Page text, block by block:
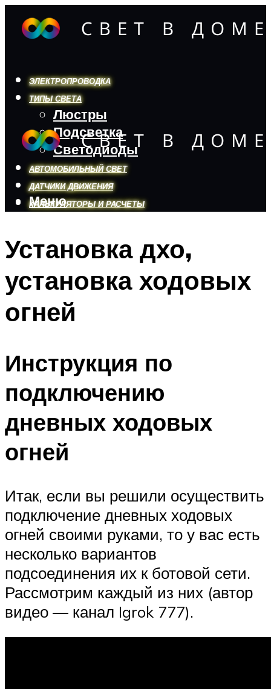
ЭЛЕКТРОПРОВОДКА
ТИПЫ СВЕТА
Люстры
Подсветка
Светодиоды
АВТОМОБИЛЬНЫЙ СВЕТ
ДАТЧИКИ ДВИЖЕНИЯ
КАЛЬКУЛЯТОРЫ И РАСЧЕТЫ
Меню
Меню
Установка дхо,
установка ходовых
огней
Инструкция по
подключению
дневных ходовых
огней
Итак, если вы решили осуществить
подключение дневных ходовых
огней своими руками, то у вас есть
несколько вариантов
подсоединения их к ботовой сети.
Рассмотрим каждый из них (автор
видео — канал Igrok 777).